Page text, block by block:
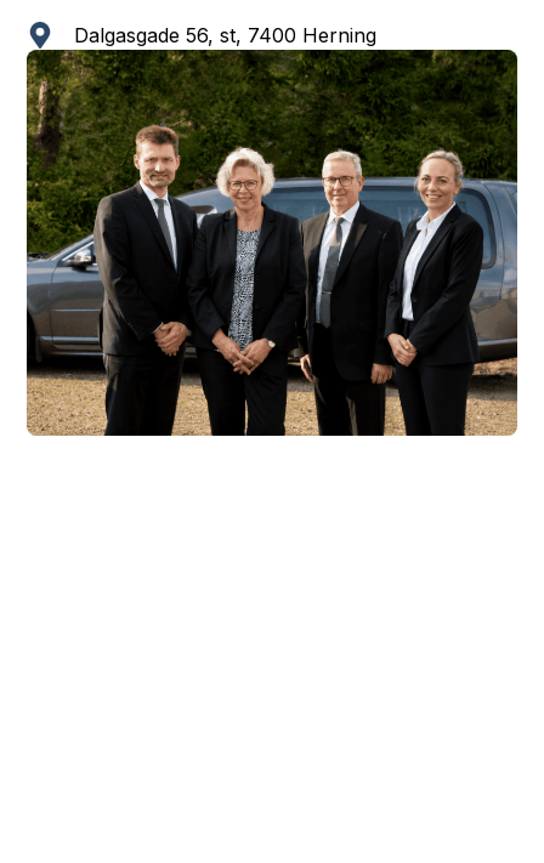
Dalgasgade 56, st, 7400 Herning